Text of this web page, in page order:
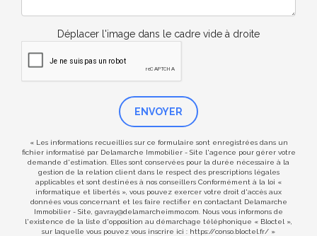
Déplacer l'image dans le cadre vide à droite
ENVOYER
« Les informations recueillies sur ce formulaire sont enregistrées dans un
fichier informatisé par Delamarche Immobilier - Site l'agence pour gérer votre
demande d'estimation. Elles sont conservées pour la durée nécessaire à la
gestion de la relation client dans le respect des prescriptions légales
applicables et sont destinées à nos conseillers Conformément à la loi «
informatique et libertés », vous pouvez exercer votre droit d'accès aux
données vous concernant et les faire rectifier en contactant Delamarche
Immobilier - Site, gavray@delamarcheimmo.com. Nous vous informons de
l'existence de la liste d'opposition au démarchage téléphonique « Bloctel »,
sur laquelle vous pouvez vous inscrire ici : https://conso.bloctel.fr/ »